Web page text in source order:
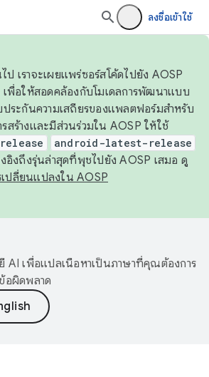
ลงชื่อเข้าใช้
เราจะเผยแพร่ซอร์สโค้ดไปยัง AOSP
พื่อให้สอดคล้องกับโมเดลการพัฒนาแบบ
ระกันความเสถียรของแพลตฟอร์มสำหรับ
สร้างและมีส่วนร่วมใน AOSP ให้ใช้
android-latest-release
อิงถึงรุ่นล่าสุดที่พุชไปยัง AOSP เสมอ ดู
เปลี่ยนแปลงใน AOSP
AI เพื่อแปลเนื้อหาเป็นภาษาที่คุณต้องการ
อผิดพลาด